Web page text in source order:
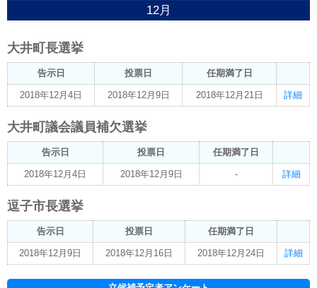
12月
大井町長選挙
告示日 投票日 任期満了日
2018年12月4日 2018年12月9日 2018年12月21日 詳細
大井町議会議員補欠選挙
告示日 投票日 任期満了日
2018年12月4日 2018年12月9日 - 詳細
逗子市長選挙
告示日 投票日 任期満了日
2018年12月9日 2018年12月16日 2018年12月24日 詳細